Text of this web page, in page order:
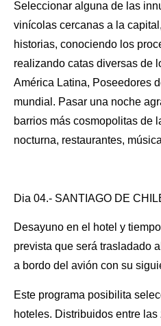
Seleccionar alguna de las
vinícolas cercanas a la
historias, conociendo los
realizando catas diversas de
América Latina, Poseedores
mundial. Pasar una noche
barrios más cosmopolitas de
nocturna, restaurantes,
Dia 04.- SANTIAGO DE
Desayuno en el hotel y
prevista que será trasladado
a bordo del avión con su
Este programa posibilita
hoteles. Distribuidos entre